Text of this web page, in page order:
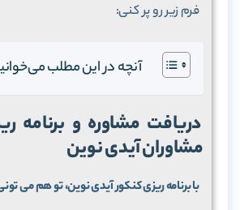
فرم زیر رو پر کنی:
آنچه در این مطلب
دریافت مشاوره و برنامه
مشاوران آیدی نوین
با برنامه ریزی کنکور آیدی نوین، تو هم می